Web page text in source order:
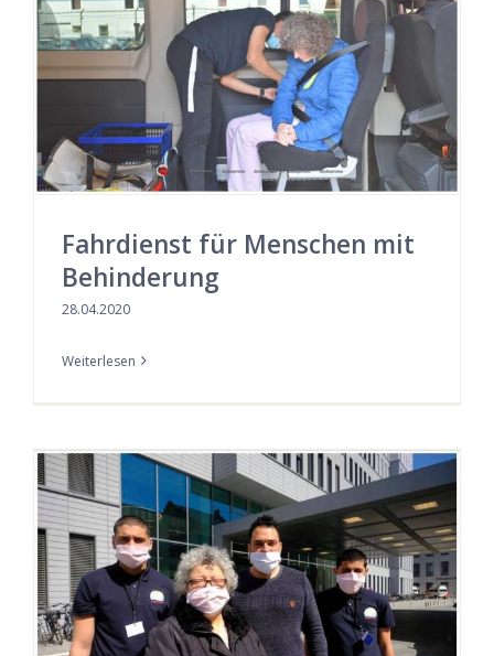
Fahrdienst für Menschen mit
Behinderung
28.04.2020
Weiterlesen